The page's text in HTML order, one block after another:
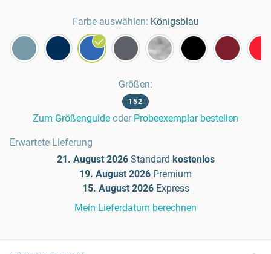
Farbe auswählen: Königsblau
Größen:
152
Zum Größenguide oder Probeexemplar bestellen
Erwartete Lieferung
21. August 2026 Standard kostenlos
19. August 2026 Premium
15. August 2026 Express
Mein Lieferdatum berechnen